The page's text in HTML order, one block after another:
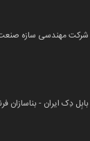
شرکت مهندسی سازه صنعت
بابِل دِک ایران - بناسازان